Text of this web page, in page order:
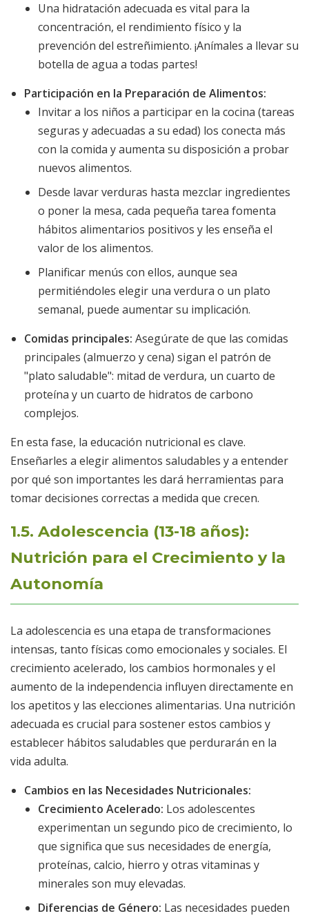
Una hidratación adecuada es vital para la
concentración, el rendimiento físico y la
prevención del estreñimiento. ¡Anímales a llevar su
botella de agua a todas partes!
Participación en la Preparación de Alimentos:
Invitar a los niños a participar en la cocina (tareas
seguras y adecuadas a su edad) los conecta más
con la comida y aumenta su disposición a probar
nuevos alimentos.
Desde lavar verduras hasta mezclar ingredientes
o poner la mesa, cada pequeña tarea fomenta
hábitos alimentarios positivos y les enseña el
valor de los alimentos.
Planificar menús con ellos, aunque sea
permitiéndoles elegir una verdura o un plato
semanal, puede aumentar su implicación.
Comidas principales: Asegúrate de que las comidas
principales (almuerzo y cena) sigan el patrón de
"plato saludable": mitad de verdura, un cuarto de
proteína y un cuarto de hidratos de carbono
complejos.
En esta fase, la educación nutricional es clave.
Enseñarles a elegir alimentos saludables y a entender
por qué son importantes les dará herramientas para
tomar decisiones correctas a medida que crecen.
1.5. Adolescencia (13-18 años):
Nutrición para el Crecimiento y la
Autonomía
La adolescencia es una etapa de transformaciones
intensas, tanto físicas como emocionales y sociales. El
crecimiento acelerado, los cambios hormonales y el
aumento de la independencia influyen directamente en
los apetitos y las elecciones alimentarias. Una nutrición
adecuada es crucial para sostener estos cambios y
establecer hábitos saludables que perdurarán en la
vida adulta.
Cambios en las Necesidades Nutricionales:
Crecimiento Acelerado: Los adolescentes
experimentan un segundo pico de crecimiento, lo
que significa que sus necesidades de energía,
proteínas, calcio, hierro y otras vitaminas y
minerales son muy elevadas.
Diferencias de Género: Las necesidades pueden